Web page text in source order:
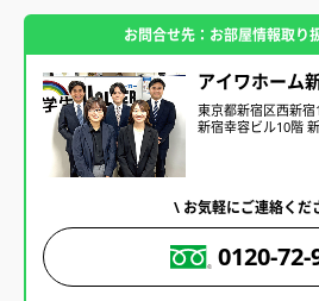
お問合せ先：お部屋情報取り
アイワホーム
東京都新宿区西新
新宿幸容ビル10階
\ お気軽にご連絡くだ
0120-72-